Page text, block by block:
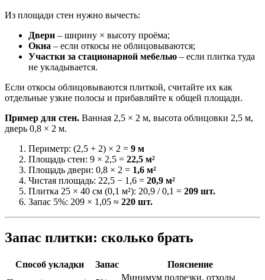
Из площади стен нужно вычесть:
Двери – ширину × высоту проёма;
Окна – если откосы не облицовываются;
Участки за стационарной мебелью – если плитка туда
не укладывается.
Если откосы облицовываются плиткой, считайте их как
отдельные узкие полосы и прибавляйте к общей площади.
Пример для стен. Ванная 2,5 × 2 м, высота облицовки 2,5 м,
дверь 0,8 × 2 м.
Периметр: (2,5 + 2) × 2 = 9 м
Площадь стен: 9 × 2,5 = 22,5 м²
Площадь двери: 0,8 × 2 = 1,6 м²
Чистая площадь: 22,5 − 1,6 = 20,9 м²
Плитка 25 × 40 см (0,1 м²): 20,9 / 0,1 = 209 шт.
Запас 5%: 209 × 1,05 ≈ 220 шт.
Запас плитки: сколько брать
Способ укладки Запас
Пояснение
Минимум подрезки, отходы